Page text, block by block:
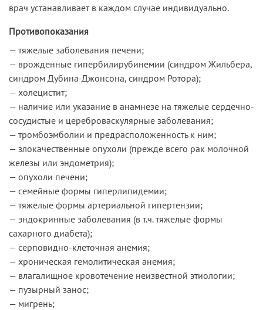
врач устанавливает в каждом случае индивидуально.
Противопоказания
— тяжелые заболевания печени;
— врожденные гипербилирубинемии (синдром Жильбера,
синдром Дубина-Джонсона, синдром Ротора);
— холецистит;
— наличие или указание в анамнезе на тяжелые сердечно-
сосудистые и цереброваскулярные заболевания;
— тромбоэмболии и предрасположенность к ним;
— злокачественные опухоли (прежде всего рак молочной
железы или эндометрия);
— опухоли печени;
— семейные формы гиперлипидемии;
— тяжелые формы артериальной гипертензии;
— эндокринные заболевания (в т.ч. тяжелые формы
сахарного диабета);
— серповидно-клеточная анемия;
— хроническая гемолитическая анемия;
— влагалищное кровотечение неизвестной этиологии;
— пузырный занос;
— мигрень;